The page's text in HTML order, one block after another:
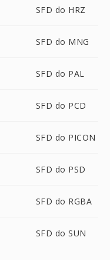
SFD do HRZ
SFD do MNG
SFD do PAL
SFD do PCD
SFD do PICON
SFD do PSD
SFD do RGBA
SFD do SUN